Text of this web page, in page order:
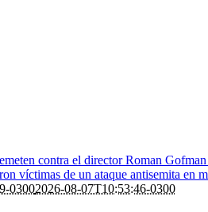
contra el director Roman
víctimas de un ataque antisemita en
03002026-08-07T10:53:46-0300